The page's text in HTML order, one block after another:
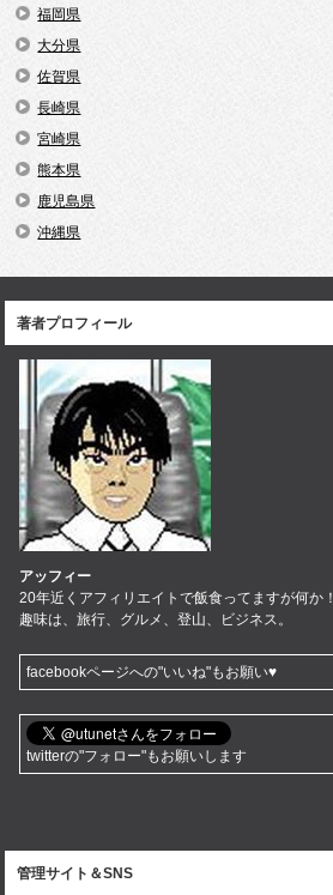
福岡県
大分県
佐賀県
長崎県
宮崎県
熊本県
鹿児島県
沖縄県
著者プロフィール
アッフィー
20年近くアフィリエイトで飯食ってますが何か！
趣味は、旅行、グルメ、登山、ビジネス。
facebookページへの"いいね"もお願い♥
twitterの"フォロー"もお願いします
管理サイト＆SNS